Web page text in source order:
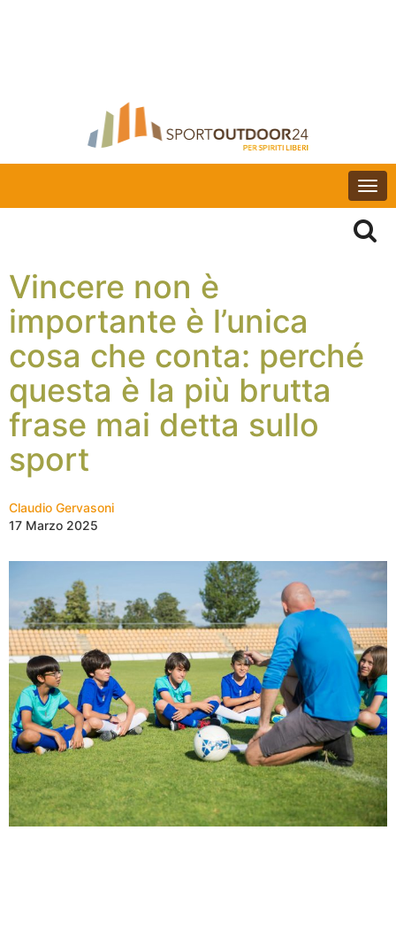
Vincere non è
importante è l’unica
cosa che conta: perché
questa è la più brutta
frase mai detta sullo
sport
Claudio Gervasoni
17 Marzo 2025